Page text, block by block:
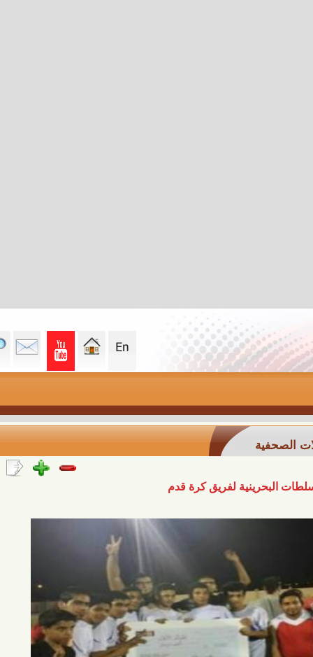
لفريق كرة قدم